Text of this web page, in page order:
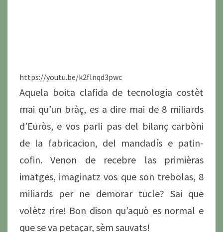
https://youtu.be/k2flnqd3pwc
Aquela boita clafida de tecnologia costèt
mai qu’un bràç, es a dire mai de 8 miliards
d’Euròs, e vos parli pas del bilanç carbòni
de la fabricacion, del mandadís e patin-
cofin. Venon de recebre las primièras
imatges, imaginatz vos que son trebolas, 8
miliards per ne demorar tucle? Sai que
volètz rire! Bon dison qu’aquò es normal e
que se va petaçar, sèm sauvats!